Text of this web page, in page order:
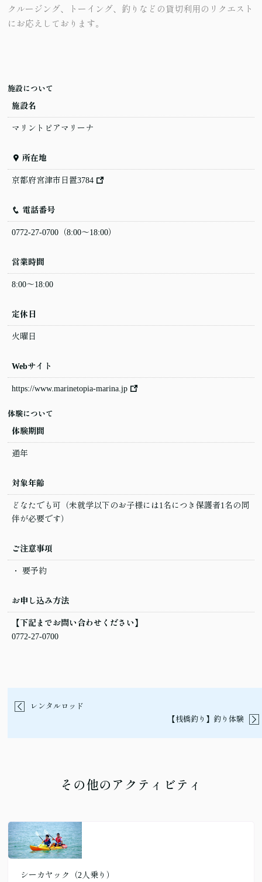
クルージング、トーイング、釣りなどの貸切利用のリクエスト
にお応えしております。
施設について
施設名
マリントピアマリーナ
所在地
京都府宮津市日置3784
電話番号
0772-27-0700 （8:00〜18:00）
営業時間
8:00〜18:00
定休日
火曜日
Webサイト
https://www.marinetopia-marina.jp
体験について
体験期間
通年
対象年齢
どなたでも可（未就学以下のお子様には1名につき保護者1名の同
伴が必要です）
ご注意事項
要予約
お申し込み方法
【下記までお問い合わせください】
0772-27-0700
レンタルロッド
【桟橋釣り】釣り体験
その他のアクティビティ
シーカヤック（2人乗り）